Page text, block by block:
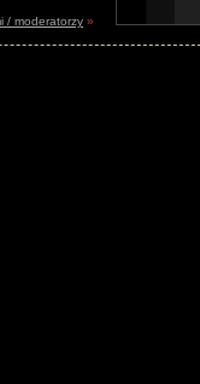
/ moderatorzy »